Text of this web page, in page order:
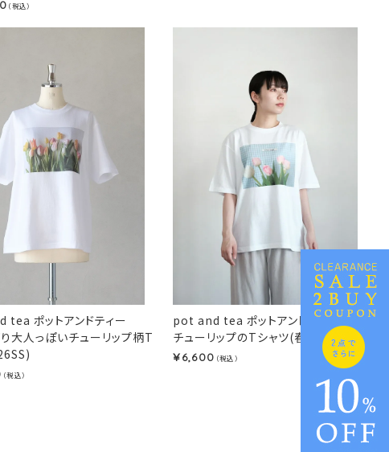
（税込）
ポットアンドティー
り大人っぽいチューリップ柄T
（税込）
pot and tea ポットアンドティー
チューリップのTシャツ(春夏)
¥ 6,600 （税込）